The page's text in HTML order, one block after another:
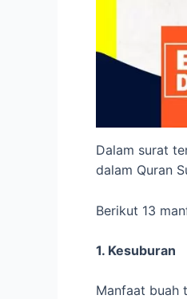
Dalam surat
dalam Quran
Berikut 13
1. Kesuburan
Manfaat buah